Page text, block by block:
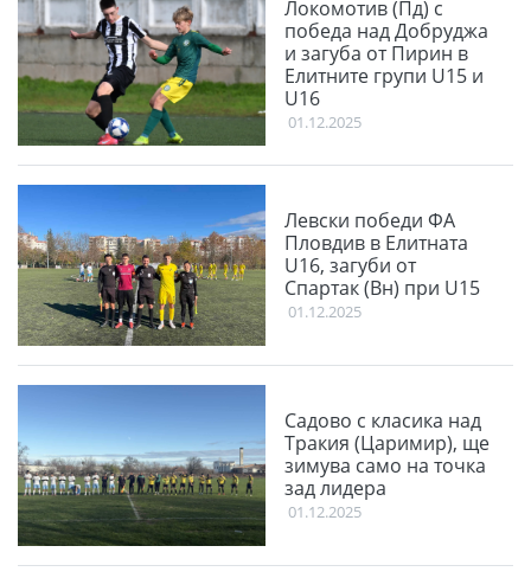
Локомотив (Пд) с
победа над Добруджа
и загуба от Пирин в
Елитните групи U15 и
U16
01.12.2025
Левски победи ФА
Пловдив в Елитната
U16, загуби от
Спартак (Вн) при U15
01.12.2025
Садово с класика над
Тракия (Царимир), ще
зимува само на точка
зад лидера
01.12.2025